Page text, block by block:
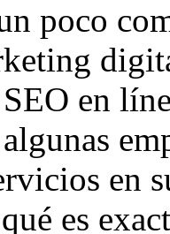
poco
en
en
es